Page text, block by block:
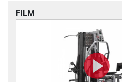
FILM